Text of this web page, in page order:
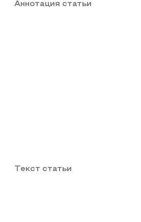
Аннотация статьи
Текст статьи